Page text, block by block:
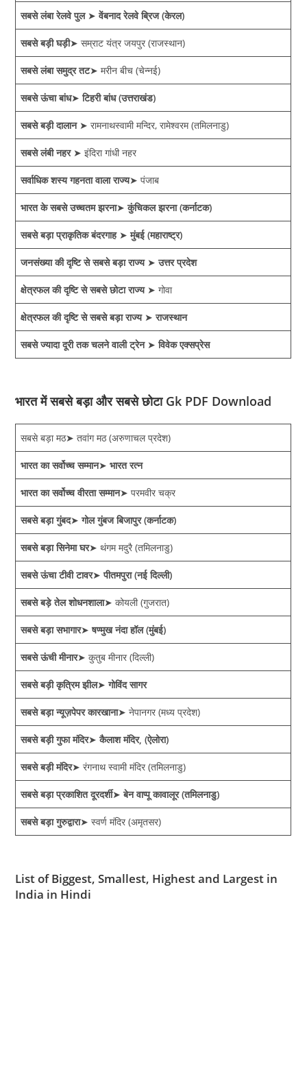
सबसे लंबा रेलवे पुल➤वेंबनाद रेलवे ब्रिज (केरल)
सबसे बड़ी घड़ी➤ सम्राट यंत्र जयपुर (राजस्थान)
सबसे लंबा समुद्र तट➤ मरीन बीच (चेन्नई)
सबसे ऊंचा बांध➤टिहरी बांध (उत्तराखंड)
सबसे बड़ी दालान➤ रामनाथस्वामी मन्दिर, रामेश्वरम (तमिलनाडु)
सबसे लंबी नहर➤ इंदिरा गांधी नहर
सर्वाधिक शस्य गहनता वाला राज्य➤ पंजाब
भारत के सबसे उच्चतम झरना➤कुंचिकल झरना (कर्नाटक)
सबसे बड़ा प्राकृतिक बंदरगाह➤मुंबई (महाराष्ट्र)
जनसंख्या की दृष्टि से सबसे बड़ा राज्य➤उत्तर प्रदेश
क्षेत्रफल की दृष्टि से सबसे छोटा राज्य➤ गोवा
क्षेत्रफल की दृष्टि से सबसे बड़ा राज्य➤राजस्थान
सबसे ज्यादा दूरी तक चलने वाली ट्रेन➤विवेक एक्सप्रेस
भारत में सबसे बड़ा और सबसे छोटा Gk PDF Download
सबसे बड़ा मठ➤ तवांग मठ (अरुणाचल प्रदेश)
भारत का सर्वोच्च सम्मान➤भारत रत्न
भारत का सर्वोच्च वीरता सम्मान➤ परमवीर चक्र
सबसे बड़ा गुंबद➤गोल गुंबज बिजापुर (कर्नाटक)
सबसे बड़ा सिनेमा घर➤ थंगम मदुरै (तमिलनाडु)
सबसे ऊंचा टीवी टावर➤पीतमपुरा (नई दिल्ली)
सबसे बड़े तेल शोधनशाला➤ कोयली (गुजरात)
सबसे बड़ा सभागार➤षण्मुख नंदा हॉल (मुंबई)
सबसे ऊंची मीनार➤ कुतुब मीनार (दिल्ली)
सबसे बड़ी कृत्रिम झील➤गोविंद सागर
सबसे बड़ा न्यूज़पेपर कारखाना➤ नेपानगर (मध्य प्रदेश)
सबसे बड़ी गुफा मंदिर➤कैलाश मंदिर, (ऐलोरा)
सबसे बड़ी मंदिर➤ रंगनाथ स्वामी मंदिर (तमिलनाडु)
सबसे बड़ा प्रकाशित दूरदर्शी➤बेन वाप्पू कावालूर (तमिलनाडु)
सबसे बड़ा गुरुद्वारा➤ स्वर्ण मंदिर (अमृतसर)
List of Biggest, Smallest, Highest and Largest in
India in Hindi